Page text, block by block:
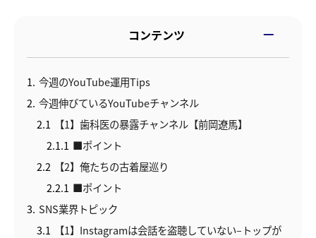
コンテンツ
1 今週のYouTube運用Tips
2 今週伸びているYouTubeチャンネル
2.1
【1】歯科医の暴露チャンネル【前岡遼馬】
2.1.1 ■ポイント
2.2
【2】俺たちの古着屋巡り
2.2.1 ■ポイント
3 SNS業界トピック
3.1
【1】Instagramは会話を盗聴していない–トップが